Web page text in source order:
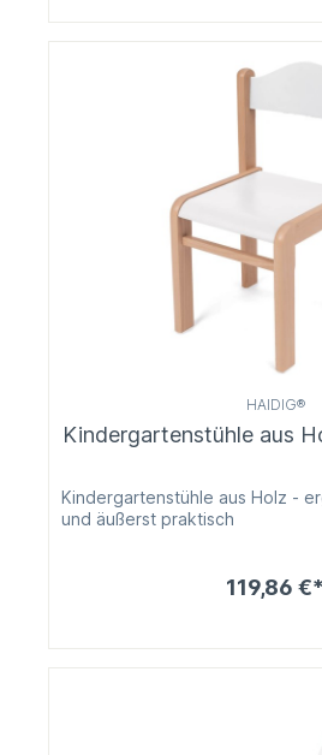
HAIDIG®
Kindergartenstühle aus
Kindergartenstühle aus Holz -
und äußerst praktisch
119,86 €*